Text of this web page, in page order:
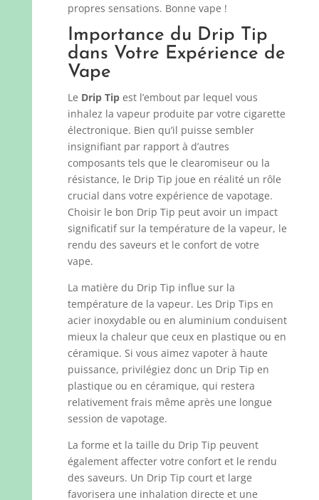
propres sensations. Bonne vape !
Importance du Drip Tip
dans Votre Expérience de
Vape
Le Drip Tipest l’embout par lequel vous
inhalez la vapeur produite par votre cigarette
électronique. Bien qu’il puisse sembler
insignifiant par rapport à d’autres
composants tels que le clearomiseur ou la
résistance, le Drip Tip joue en réalité un rôle
crucial dans votre expérience de vapotage.
Choisir le bon Drip Tip peut avoir un impact
significatif sur la température de la vapeur, le
rendu des saveurs et le confort de votre
vape.
La matière du Drip Tip influe sur la
température de la vapeur. Les Drip Tips en
acier inoxydable ou en aluminium conduisent
mieux la chaleur que ceux en plastique ou en
céramique. Si vous aimez vapoter à haute
puissance, privilégiez donc un Drip Tip en
plastique ou en céramique, qui restera
relativement frais même après une longue
session de vapotage.
La forme et la taille du Drip Tip peuvent
également affecter votre confort et le rendu
des saveurs. Un Drip Tip court et large
favorisera une inhalation directe et une